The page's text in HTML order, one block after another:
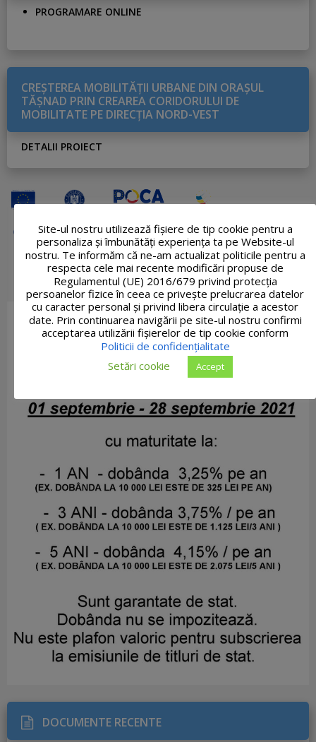
PROGRAMARE ONLINE
CREŞTEREA MOBILITĂŢII URBANE DIN ORAŞUL
TĂŞNAD PRIN CREAREA CORIDORULUI DE
MOBILITATE PE DIRECŢIA NORD-VEST
DETALII PROIECT
DOCUMENTE RECENTE
Site-ul nostru utilizează fişiere de tip cookie pentru a
personaliza și îmbunătăți experiența ta pe Website-ul
nostru. Te informăm că ne-am actualizat politicile pentru a
respecta cele mai recente modificări propuse de
Regulamentul (UE) 2016/679 privind protecția
persoanelor fizice în ceea ce privește prelucrarea datelor
cu caracter personal și privind libera circulație a acestor
date. Prin continuarea navigării pe site-ul nostru confirmi
acceptarea utilizării fişierelor de tip cookie conform
Politicii de confidențialitate
Setări cookie
Accept